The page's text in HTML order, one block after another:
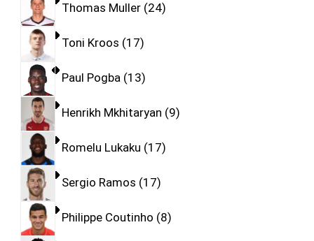
Thomas Muller 24
Toni Kroos 17
Paul Pogba 13
Henrikh Mkhitaryan 9
Romelu Lukaku 17
Sergio Ramos 17
Philippe Coutinho 8